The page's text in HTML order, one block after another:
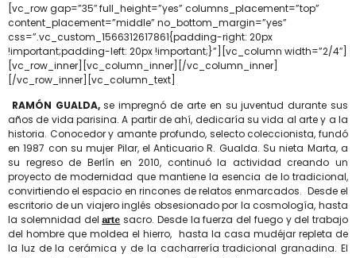
[vc_row gap=”35″ full_height=”yes” columns_placement=”top”
content_placement=”middle” no_bottom_margin=”yes”
css=”.vc_custom_1566312617861{padding-right: 20px
!important;padding-left: 20px !important;}”][vc_column width=”2/4″]
[vc_row_inner][vc_column_inner][/vc_column_inner]
[/vc_row_inner][vc_column_text]
RAMÓN GUALDA,se impregnó de arte en su juventud durante sus
años de vida parisina. A partir de ahí, dedicaría su vida al arte y a la
historia. Conocedor y amante profundo, selecto coleccionista, fundó
en 1987 con su mujer Pilar, el Anticuario R. Gualda. Su nieta Marta, a
su regreso de Berlín en 2010, continuó la actividad creando un
proyecto de modernidad que mantiene la esencia de lo tradicional,
convirtiendo el espacio en rincones de relatos enmarcados. Desde el
escritorio de un viajero inglés obsesionado por la cosmología, hasta
la solemnidad delarte sacro. Desde la fuerza del fuego y del trabajo
del hombre que moldea el hierro, hasta la casa mudéjar repleta de
la luz de la cerámica y de la cacharrería tradicional granadina. El